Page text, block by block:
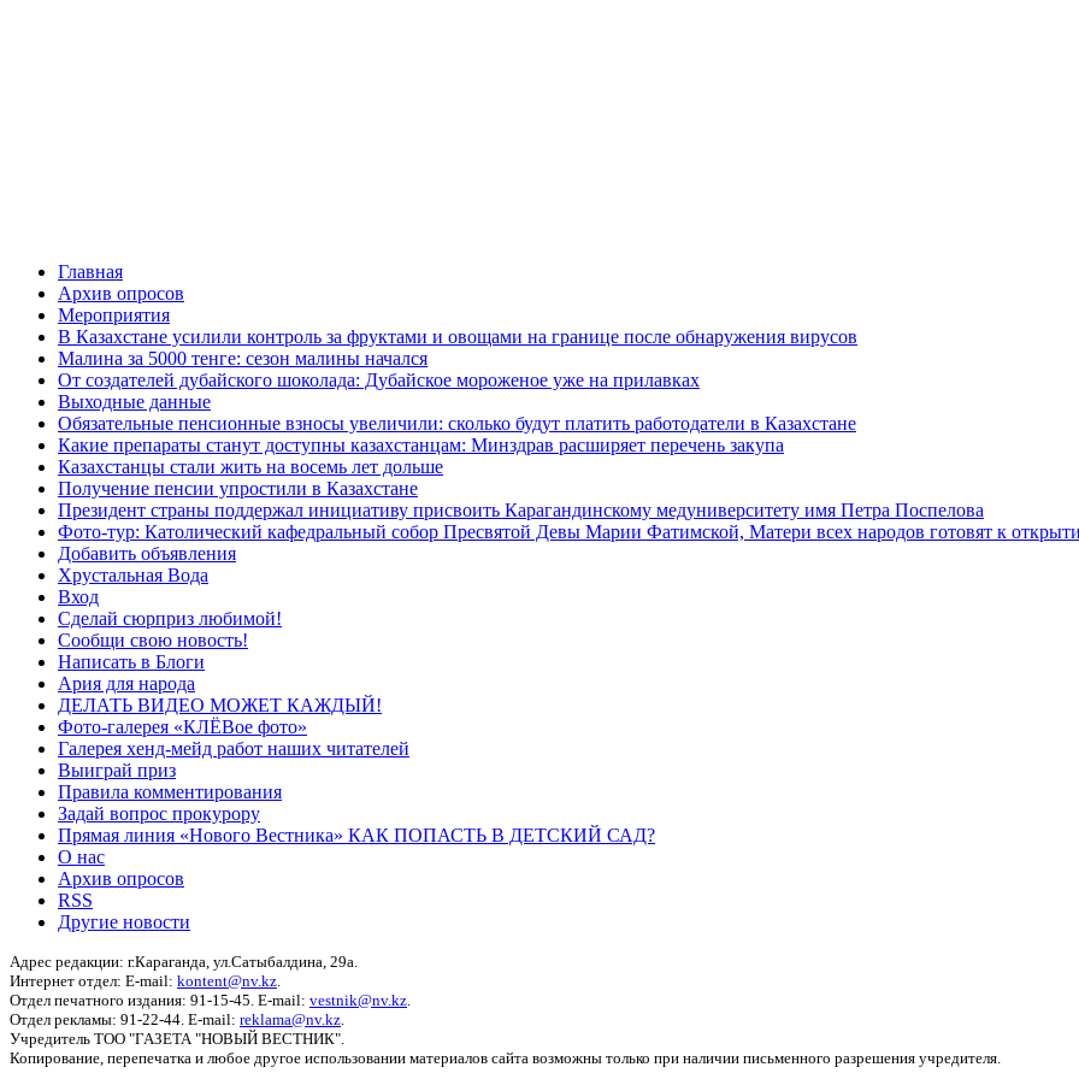
Главная
Архив опросов
Мероприятия
В Казахстане усилили контроль за фруктами и овощами на границе после обнаружения вирусов
Малина за 5000 тенге: сезон малины начался
От создателей дубайского шоколада: Дубайское мороженое уже на прилавках
Выходные данные
Обязательные пенсионные взносы увеличили: сколько будут платить работодатели в Казахстане
Какие препараты станут доступны казахстанцам: Минздрав расширяет перечень закупа
Казахстанцы стали жить на восемь лет дольше
Получение пенсии упростили в Казахстане
Президент страны поддержал инициативу присвоить Карагандинскому медуниверситету имя Петра Поспелова
Фото-тур: Католический кафедральный собор Пресвятой Девы Марии Фатимской, Матери всех народов готовят к
Добавить объявления
Хрустальная Вода
Вход
Сделай сюрприз любимой!
Сообщи свою новость!
Написать в Блоги
Ария для народа
ДЕЛАТЬ ВИДЕО МОЖЕТ КАЖДЫЙ!
Фото-галерея «КЛЁВое фото»
Галерея хенд-мейд работ наших читателей
Выиграй приз
Правила комментирования
Задай вопрос прокурору
Прямая линия «Нового Вестника» КАК ПОПАСТЬ В ДЕТСКИЙ САД?
О нас
Архив опросов
RSS
Другие новости
Адрес редакции: г.Караганда, ул.Сатыбалдина, 29а.
Интернет отдел: E-mail: kontent@nv.kz
Отдел печатного издания: 91-15-45. E-mail: vestnik@nv.kz
Отдел рекламы: 91-22-44. E-mail: reklama@nv.kz
Учредитель ТОО "ГАЗЕТА "НОВЫЙ ВЕСТНИК".
Копирование, перепечатка и любое другое использовании материалов сайта возможны только при наличии письменного разрешения учредителя.